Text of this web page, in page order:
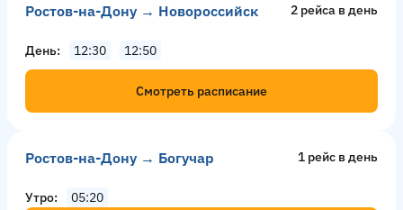
Ростов-на-Дону → Новороссийск 2 рейсa в день
День 12:30 12:50
Смотреть расписание
Ростов-на-Дону → Богучар 1 рейс в день
Утро
05:20